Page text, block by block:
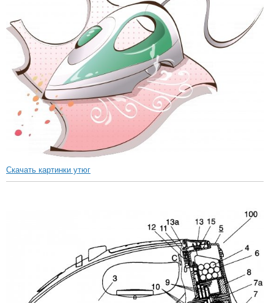
Скачать картинки утюг